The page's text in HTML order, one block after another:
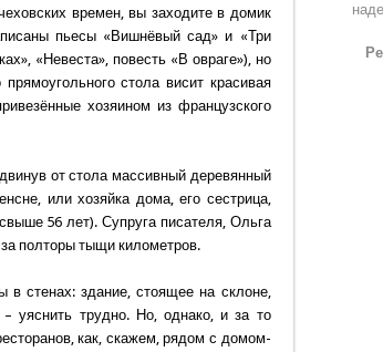
времен, вы заходите в домик
пьесы «Вишнёвый сад» и «Три
«Невеста», повесть «В овраге»), но
стола висит красивая
хозяином из французского
от стола массивный деревянный
или хозяйка дома, его сестрица,
56 лет). Супруга писателя, Ольга
за полторы тыщи километров.
стенах: здание, стоящее на склоне,
уяснить трудно. Но, однако, и за то
как, скажем, рядом с домом-